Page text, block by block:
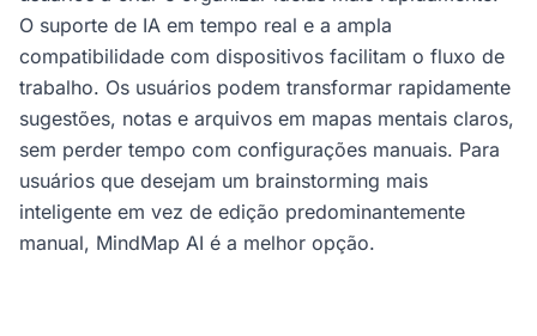
O suporte de IA em tempo real e a ampla
compatibilidade com dispositivos facilitam o fluxo de
trabalho. Os usuários podem transformar rapidamente
sugestões, notas e arquivos em mapas mentais claros,
sem perder tempo com configurações manuais. Para
usuários que desejam um brainstorming mais
inteligente em vez de edição predominantemente
manual, MindMap AI é a melhor opção.